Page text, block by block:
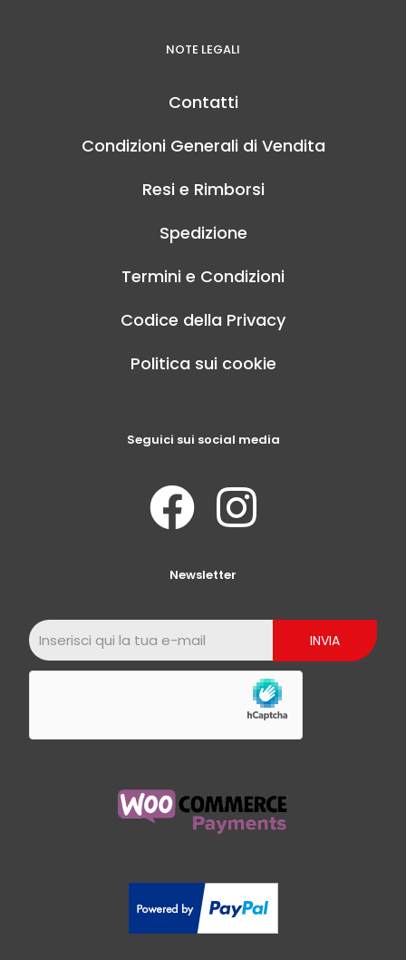
NOTE LEGALI
Contatti
Condizioni Generali di Vendita
Resi e Rimborsi
Spedizione
Termini e Condizioni
Codice della Privacy
Politica sui cookie
Seguici sui social media
Newsletter